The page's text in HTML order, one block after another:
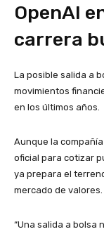
OpenAI
carrera
La posible salida a
movimientos
en los últimos años.
Aunque la
oficial para cotizar
ya prepara el
mercado de valores.
“Una salida a bolsa